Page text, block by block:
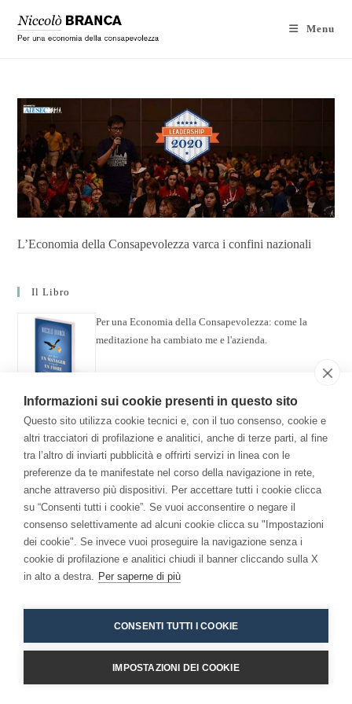
Menu
L’Economia della Consapevolezza varca i confini nazionali
Il Libro
Per una Economia della Consapevolezza: come la
meditazione ha cambiato me e l'azienda.
Copyright 2026 - Niccolò Branca -Accessibilita
Informazioni sui cookie presenti in questo sito
Questo sito utilizza cookie tecnici e, con il tuo consenso, cookie e
altri tracciatori di profilazione e analitici, anche di terze parti, al fine
tra l’altro di inviarti pubblicità e offrirti servizi in linea con le
preferenze da te manifestate nel corso della navigazione in rete,
anche attraverso più dispositivi. Per accettare tutti i cookie clicca
su “Consenti tutti i cookie”. Se vuoi acconsentire o negare il
consenso selettivamente ad alcuni cookie clicca su "Impostazioni
dei cookie". Se invece vuoi proseguire la navigazione senza i
cookie di profilazione e analitici chiudi il banner cliccando sulla X
in alto a destra. Per saperne di più
CONSENTI TUTTI I COOKIE
IMPOSTAZIONI DEI COOKIE